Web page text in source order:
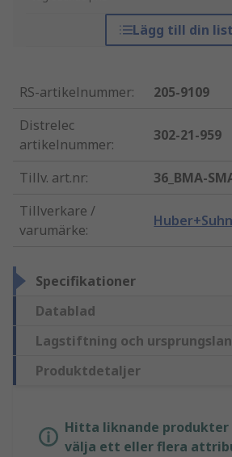
Lägg till din
RS-artikelnummer:
205-9109
Distrelec
artikelnummer:
302-21-959
Tillv. art.nr:
36_BMA-
Tillverkare /
varumärke:
Specifikationer
Datablad
Lagstiftning och
Produktdetaljer
Hitta liknande
välja ett eller flera